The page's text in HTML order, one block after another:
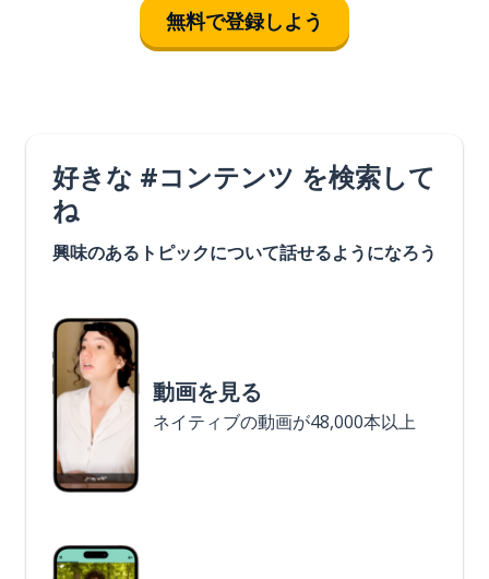
無料で登録しよう
好きな #コンテンツ を検索して
ね
興味のあるトピックについて話せるようになろう
動画を見る
ネイティブの動画が48,000本以上